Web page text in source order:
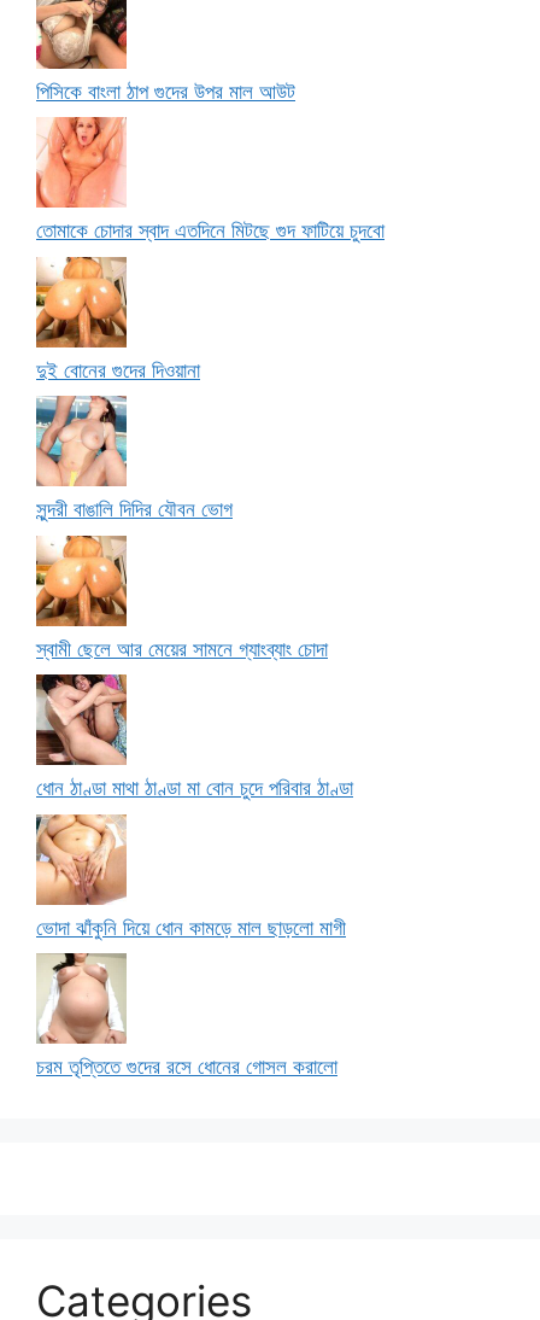
পিসিকে বাংলা ঠাপ গুদের উপর মাল আউট
তোমাকে চোদার স্বাদ এতদিনে মিটছে গুদ ফাটিয়ে চুদবো
দুই বোনের গুদের দিওয়ানা
সুন্দরী বাঙালি দিদির যৌবন ভোগ
স্বামী ছেলে আর মেয়ের সামনে গ্যাংব্যাং চোদা
ধোন ঠাণ্ডা মাথা ঠাণ্ডা মা বোন চুদে পরিবার ঠাণ্ডা
ভোদা ঝাঁকুনি দিয়ে ধোন কামড়ে মাল ছাড়লো মাগী
চরম তৃপ্তিতে গুদের রসে ধোনের গোসল করালো
Categories